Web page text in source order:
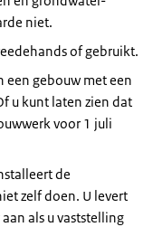
niet.
of gebruikt.
een gebouw met een
u kunt laten zien dat
voor 1 juli
de
zelf doen. U levert
als u vaststelling